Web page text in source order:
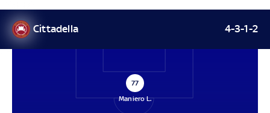
Cittadella 4-3-1-2
77
Maniero L.